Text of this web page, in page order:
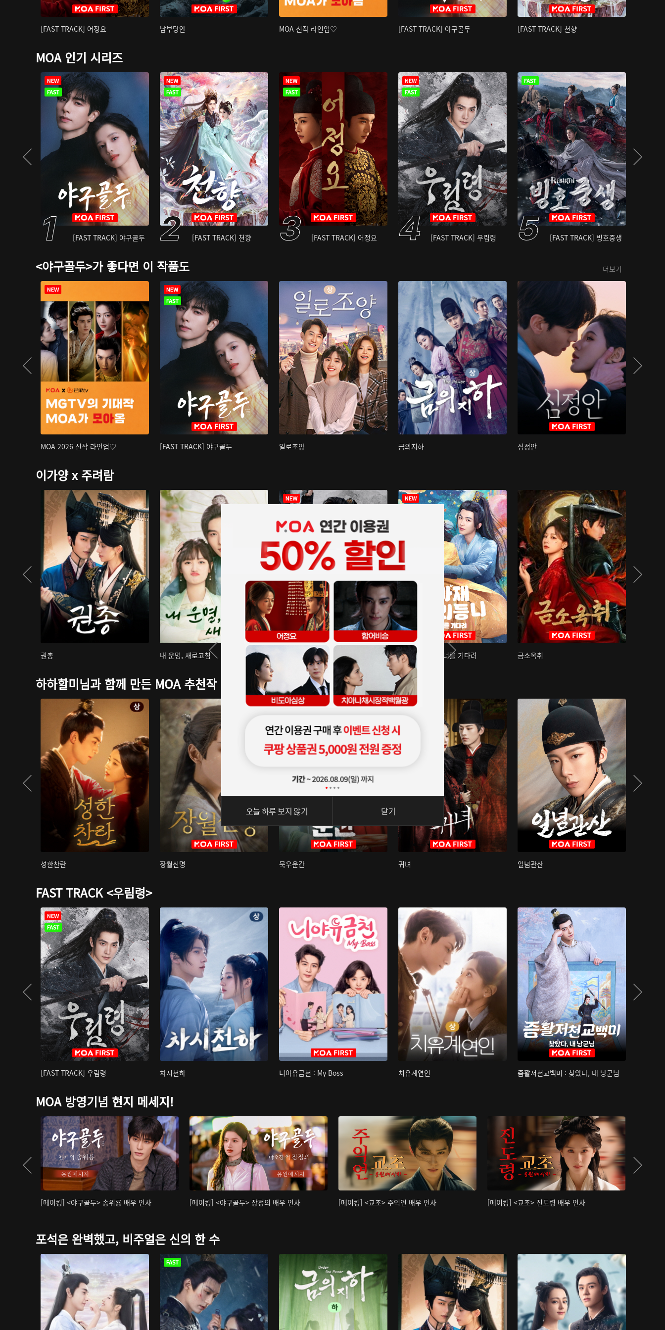
[FAST TRACK] 어정요 남부당안 MOA 신작 라인업♡ [FAST TRACK] 야구골두 [FAST TRACK] 천향
MOA 인기 시리즈
[FAST TRACK] 야구골두 [FAST TRACK] 천향 [FAST TRACK] 어정요 [FAST TRACK] 우림령 [FAST TRACK] 빙호중생
<야구골두>가 좋다면 이 작품도 더보기
MOA 2026 신작 라인업♡ [FAST TRACK] 야구골두 일로조양 금의지하 심정안
이가양 x 주려람
권총 내 운명, 새로고침 아재저리등니 : 너를 기다려 금소옥취
하하할미님과 함께 만든 MOA 추천작
성한찬란 장월신명 묵우운간 귀녀 일념관산
FAST TRACK <우림령>
[FAST TRACK] 우림령 차시천하 니야유금천 : My Boss 치유계연인 즘활저천교백미 : 찾았다, 내 낭군님
MOA 방영기념 현지 메세지!
[메이킹] <야구골두> 송위룡 배우 인사 [메이킹] <야구골두> 장정의 배우 인사 [메이킹] <교초> 주익연 배우 인사 [메이킹] <교초> 진도령 배우 인사
포석은 완벽했고, 비주얼은 신의 한 수
오늘 하루 보지 않기 닫기